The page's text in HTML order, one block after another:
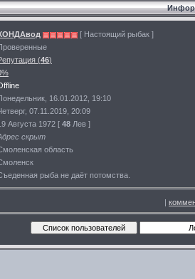
[ Настоящий рыбак ]
(46)
16.01.2012, 19:10
07.11.2019, 20:09
Августа 1972 [ 48 Лев ]
скрыт
область
рыба не даёт потомства.
|